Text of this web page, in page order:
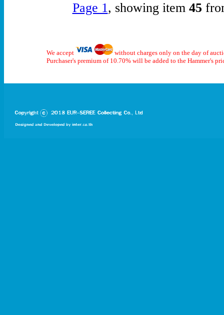
Page 1, showing item 45
We accept
without charges only on the day of
Purchaser's premium of 10.70% will be added to the Hammer's